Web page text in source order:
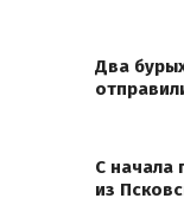
Два
С начала
из